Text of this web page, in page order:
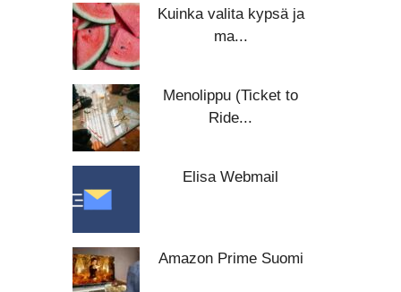
Kuinka valita kypsä ja
ma...
Menolippu (Ticket to
Ride...
Elisa Webmail
Amazon Prime Suomi